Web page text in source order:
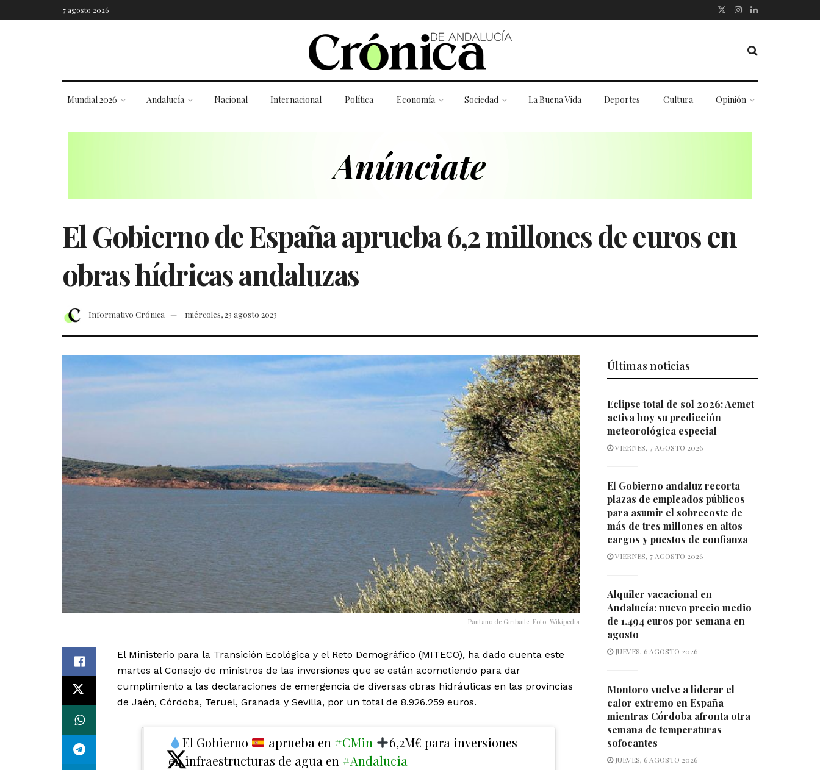
7 agosto 2026
Mundial 2026 Andalucía Nacional Internacional Política Economía Sociedad La Buena Vida Deportes Cultura Opinión
El Gobierno de España aprueba 6,2 millones de euros en
obras hídricas andaluzas
Informativo Crónica miércoles, 23 agosto 2023
Pantano de Giribaile. Foto: Wikipedia
El Ministerio para la Transición Ecológica y el Reto Demográfico (MITECO), ha dado cuenta este
martes al Consejo de ministros de las inversiones que se están acometiendo para dar
cumplimiento a las declaraciones de emergencia de diversas obras hidráulicas en las provincias
de Jaén, Córdoba, Teruel, Granada y Sevilla, por un total de 8.926.259 euros.
El Gobierno aprueba en #CMin
6,2M€ para inversiones
en infraestructuras de agua en #Andalucia
Últimas noticias
Eclipse total de sol 2026: Aemet
activa hoy su predicción
meteorológica especial
VIERNES, 7 AGOSTO 2026
El Gobierno andaluz recorta
plazas de empleados públicos
para asumir el sobrecoste de
más de tres millones en altos
cargos y puestos de confianza
VIERNES, 7 AGOSTO 2026
Alquiler vacacional en
Andalucía: nuevo precio medio
de 1.494 euros por semana en
agosto
JUEVES, 6 AGOSTO 2026
Montoro vuelve a liderar el
calor extremo en España
mientras Córdoba afronta otra
semana de temperaturas
sofocantes
JUEVES, 6 AGOSTO 2026